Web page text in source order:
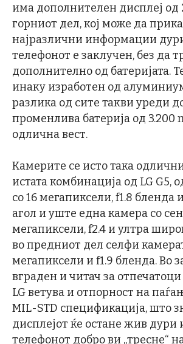
има дополнителен дисплеј од
горниот дел, кој може да
најразлични информации
телефонот е заклучен, без да
дополнително од батеријата.
инаку изработен од
разлика од сите такви уреди
променлива батерија од 3.200
одлична вест.
Камерите се исто така
истата комбинација од LG G5,
со 16 мегапиксели, f1.8 бленда
агол и уште една камера со
мегапиксели, f2.4 и ултра
во предниот дел селфи
мегапиксели и f1.9 бленда. Во
вграден и читач за
LG ветува и отпорност на
MIL-STD спецификација, што
дисплејот ќе остане жив дури
телефонот добро ви „тресне“